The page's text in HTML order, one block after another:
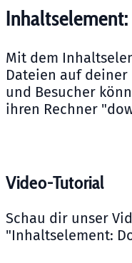
Mit dem
Dateien auf
und Besucher
ihren Rechner
Video-Tutorial
Schau dir unser
"Inhaltselement: